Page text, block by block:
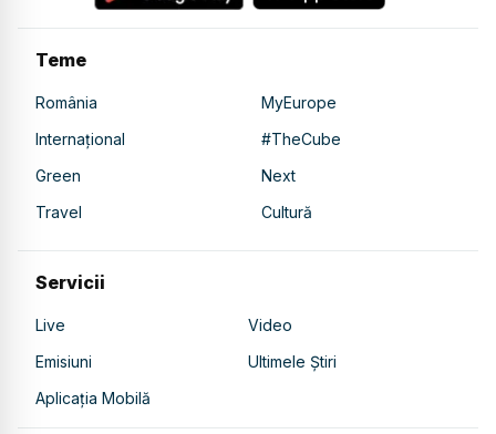
Teme
România
MyEurope
Internațional
#TheCube
Green
Next
Travel
Cultură
Servicii
Live
Video
Emisiuni
Ultimele Știri
Aplicația Mobilă